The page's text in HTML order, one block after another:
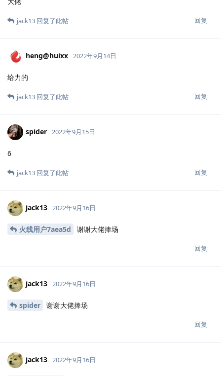
回复
jack13 回复了此帖
heng@huixx 2022年9月14日
给力的
回复
jack13 回复了此帖
spider 2022年9月15日
6
回复
jack13 回复了此帖
jack13 2022年9月16日
火线用户7aea5d 谢谢大佬捧场
回复
jack13 2022年9月16日
spider 谢谢大佬捧场
回复
jack13 2022年9月16日